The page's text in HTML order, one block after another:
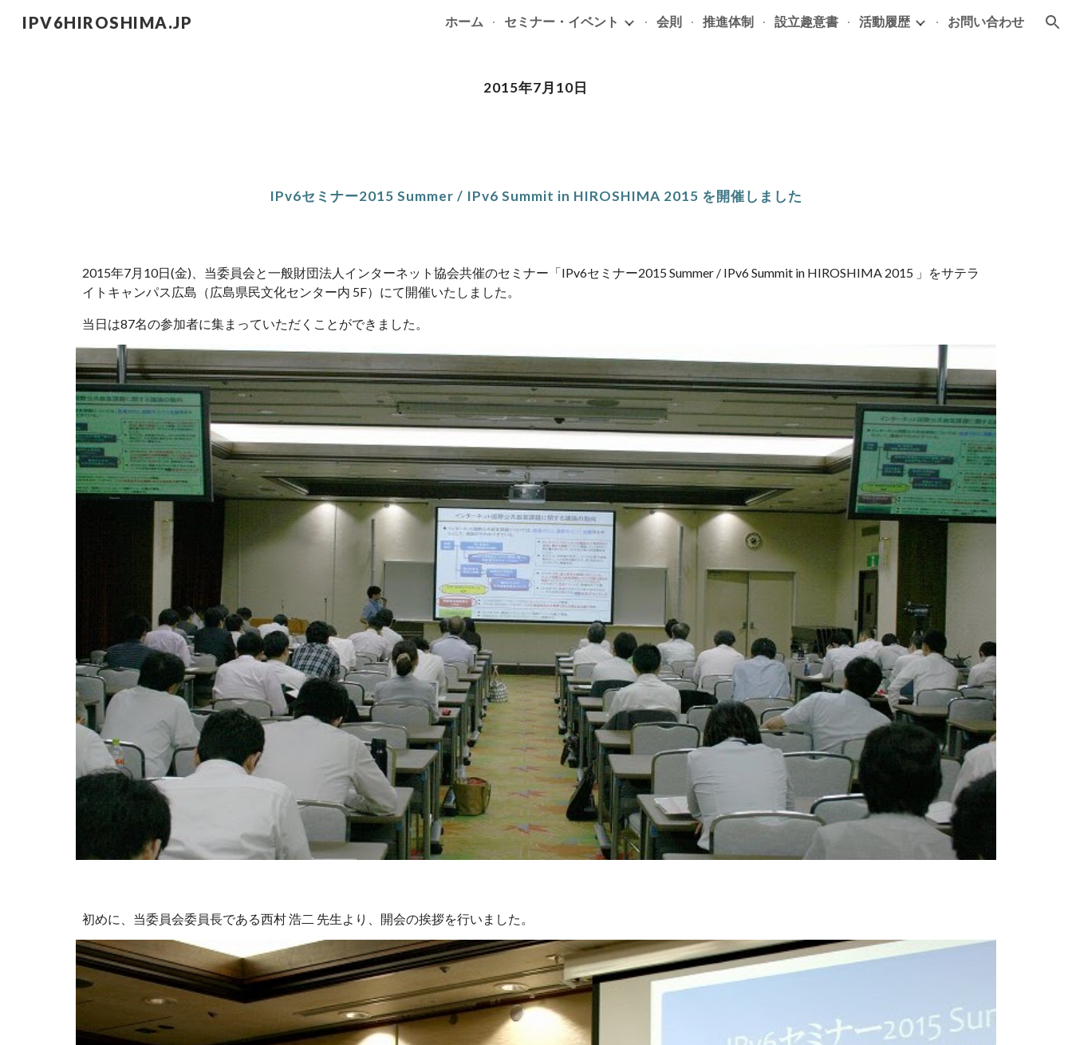
Skip to main content Skip to navigation
IPV6HIROSHIMA.JP ホーム セミナー・イベント 会則 推進体制 設立趣意書 活動履歴 お問い合わせ
2015年7月10日
IPv6セミナー2015 Summer / IPv6 Summit in HIROSHIMA 2015 を開催しました
2015年7月10日(金)、当委員会と一般財団法人インターネット協会共催のセミナー「IPv6セミナー2015 Summer / IPv6 Summit in HIROSHIMA 2015 」をサテラ
イトキャンパス広島（広島県民文化センター内 5F）にて開催いたしました。
当日は87名の参加者に集まっていただくことができました。
初めに、当委員会委員長である西村 浩二 先生より、開会の挨拶を行いました。